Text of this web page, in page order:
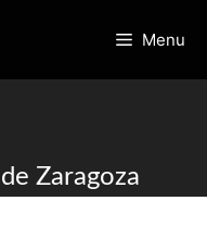
Menu
Zaragoza